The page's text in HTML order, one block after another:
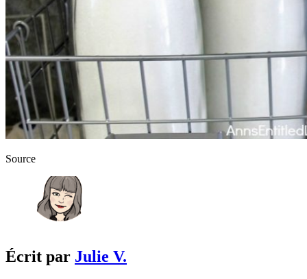
Source
Écrit par Julie V.